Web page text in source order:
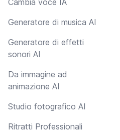
Generatore di musica AI
Generatore di effetti
sonori AI
Da immagine ad
animazione AI
Studio fotografico AI
Ritratti Professionali